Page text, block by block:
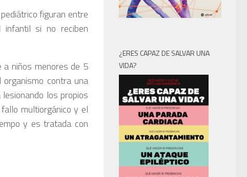
figuran entre
infantil si no reciben
a niños menores de 5
contra una
los propios
multiorgánico y el
y es tratada con
¿ERES CAPAZ DE SALVAR UNA
VIDA?